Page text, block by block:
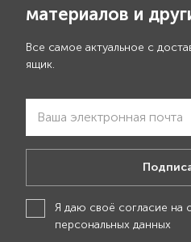
материалов и
Все самое актуальное с
ящик.
Я даю своё согласие на
персональных данных